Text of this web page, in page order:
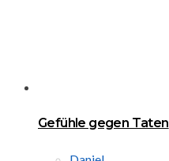
Gefühle gegen Taten